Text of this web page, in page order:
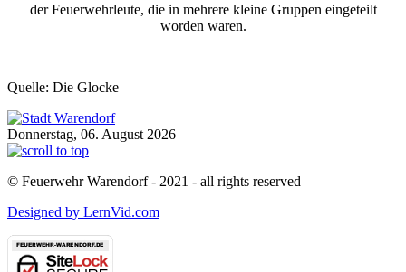
der Feuerwehrleute, die in mehrere kleine Gruppen eingeteilt
worden waren.
Quelle: Die Glocke
Donnerstag, 06. August 2026
© Feuerwehr Warendorf - 2021 - all rights reserved
Designed by LernVid.com